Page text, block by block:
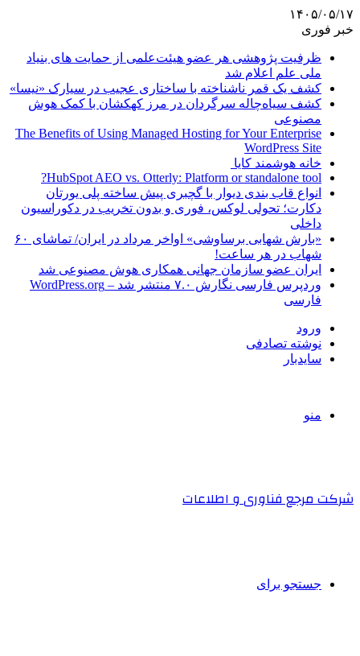
۱۴۰۵/۰۵/۱۷
خبر فوری
ظرفیت پژوهشی هر عضو هیئت‌علمی از حمایت های بنیاد
ملی علم اعلام شد
کشف یک قمر ناشناخته با ساختاری عجیب در سیارک «نیسا»
کشف سیاه‌چاله سرگردان در مرز کهکشان با کمک هوش
مصنوعی
The Benefits of Using Managed Hosting for Your Enterprise
WordPress Site
خانه هوشمند کایا
HubSpot AEO vs. Otterly: Platform or standalone tool?
انواع قاب بندی دیوار با گچبری پیش ساخته پلی یورتان
دکارت؛ تحولی لوکس، فوری و بدون تخریب در دکوراسیون
داخلی
«بارش شهابی برساوشی» اواخر مرداد در ایران/ تماشای ۶۰
شهاب در هر ساعت!
ایران عضو سازمان جهانی همکاری هوش مصنوعی شد
وردپرس فارسی نگارش ۷.۰ منتشر شد – WordPress.org
فارسی
ورود
نوشته تصادفی
سایدبار
منو
شرکت مرجع فناوری و اطلاعات
جستجو برای